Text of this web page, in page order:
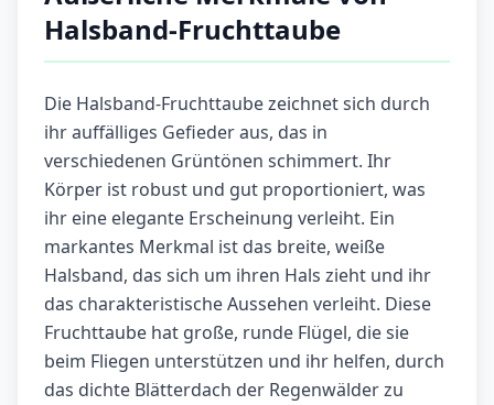
Halsband-Fruchttaube
Die Halsband-Fruchttaube zeichnet sich durch
ihr auffälliges Gefieder aus, das in
verschiedenen Grüntönen schimmert. Ihr
Körper ist robust und gut proportioniert, was
ihr eine elegante Erscheinung verleiht. Ein
markantes Merkmal ist das breite, weiße
Halsband, das sich um ihren Hals zieht und ihr
das charakteristische Aussehen verleiht. Diese
Fruchttaube hat große, runde Flügel, die sie
beim Fliegen unterstützen und ihr helfen, durch
das dichte Blätterdach der Regenwälder zu